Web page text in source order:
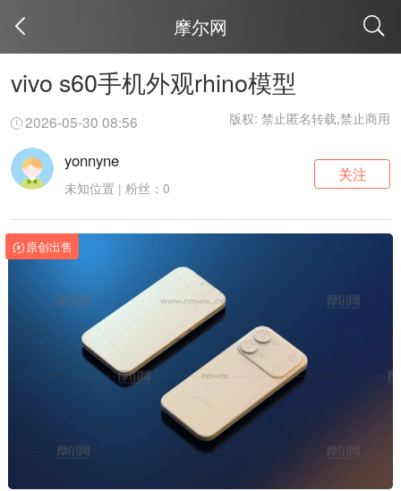
摩尔网
vivo s60手机外观rhino模型
2026-05-30 08:56 版权: 禁止匿名转载,禁止商用
yonnyne
未知位置 | 粉丝：0
关注
原创出售
取消